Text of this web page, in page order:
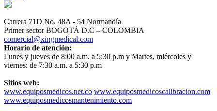
Carrera 71D No. 48A - 54 Normandía
Primer sector BOGOTÁ D.C – COLOMBIA
comercial@xingmedical.com
Horario de atención:
Lunes y jueves de 8:00 a.m. a 5:30 p.m y Martes, miércoles y
viernes: de 7:30 a.m. a 5:30 p.m
Sitios web:
www.equiposmedicos.net.co www.equiposmedicoscalibracion.com
www.equiposmedicosmantenimiento.com